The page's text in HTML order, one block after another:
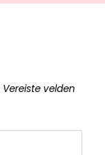
Vereiste velden